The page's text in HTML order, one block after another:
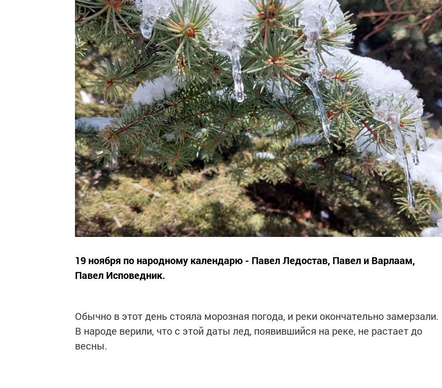
19 ноября по народному календарю - Павел Ледостав, Павел и Варлаам,
Павел Исповедник.
Обычно в этот день стояла морозная погода, и реки окончательно замерзали.
В народе верили, что с этой даты лед, появившийся на реке, не растает до
весны.